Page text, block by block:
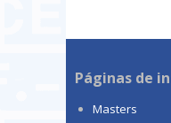
Páginas de
Masters